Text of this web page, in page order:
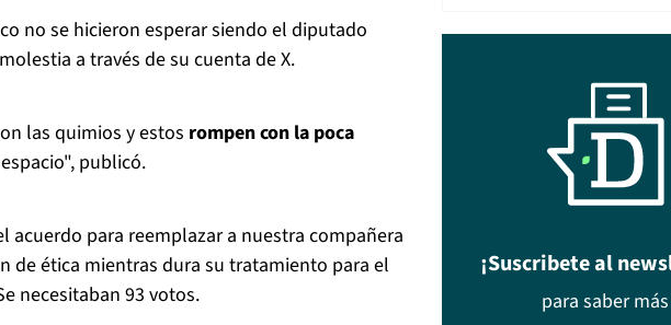
no se hicieron esperar siendo el diputado
a través de su cuenta de X.
las quimios y estos rompen con la poca
publicó.
acuerdo para reemplazar a nuestra compañera
de ética mientras dura su tratamiento para el
necesitaban 93 votos.
¡Suscribete al
para saber más